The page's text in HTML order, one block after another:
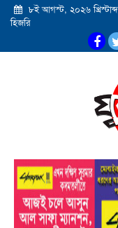
৮ই আগস্ট, ২০২৬ খ্রিস্টাব্দ
হিজরি